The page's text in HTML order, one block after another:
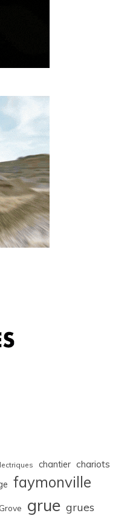
chantier chariots
faymonville
Grove grue grues